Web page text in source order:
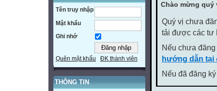
Tên truy nhập
Mật khẩu
Ghi nhớ
Quên mật khẩu ĐK thành viên
THÔNG TIN
Chào mừng
Quý vị chưa
tải được các tư
Nếu chưa
hướng dẫn tại
Nếu đã đăng